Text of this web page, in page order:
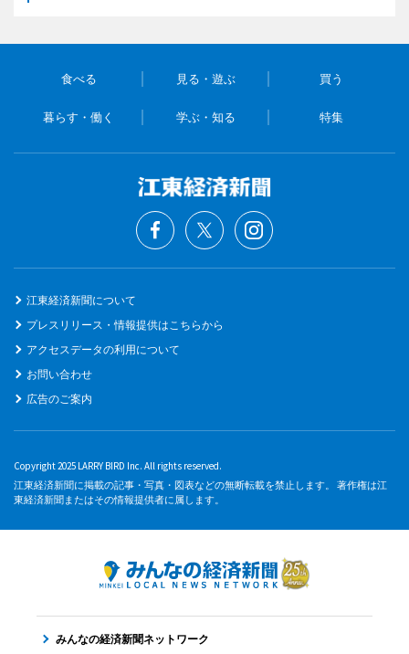
食べる 見る・遊ぶ 買う
暮らす・働く 学ぶ・知る 特集
江東経済新聞について
プレスリリース・情報提供はこちらから
アクセスデータの利用について
お問い合わせ
広告のご案内
Copyright 2025 LARRY BIRD Inc. All rights reserved.
江東経済新聞に掲載の記事・写真・図表などの無断転載を禁止します。 著作権は江
東経済新聞またはその情報提供者に属します。
みんなの経済新聞ネットワーク